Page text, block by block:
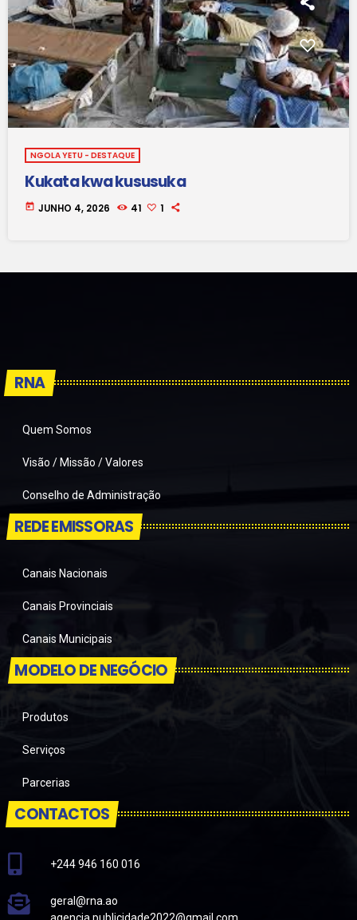
NGOLA YETU - DESTAQUE
Kukata kwa kususuka
today JUNHO 4, 2026 41 1
RNA
Quem Somos
Visão / Missão / Valores
Conselho de Administração
REDE EMISSORAS
Canais Nacionais
Canais Provinciais
Canais Municipais
MODELO DE NEGÓCIO
Produtos
Serviços
Parcerias
CONTACTOS
+244 946 160 016
geral@rna.ao
agencia.publicidade2022@gmail.com